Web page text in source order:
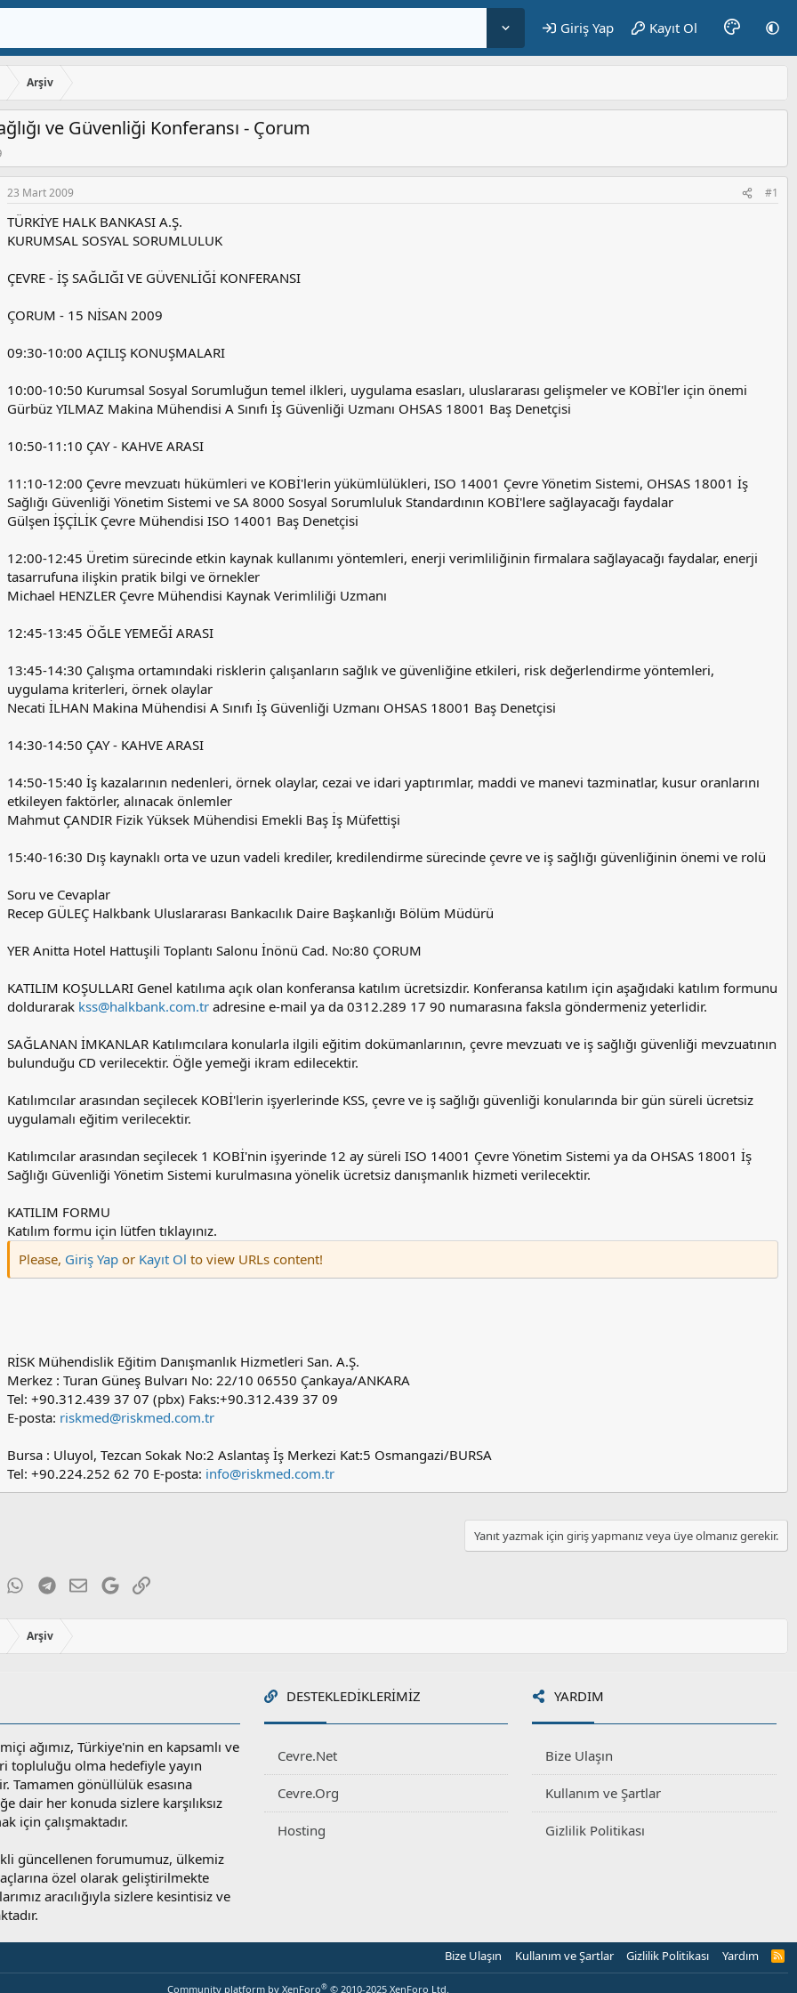
Giriş Yap Kayıt Ol
Arşiv
ve Güvenliği Konferansı - Çorum
23 Mart 2009 #1
TÜRKİYE HALK BANKASI A.Ş.
KURUMSAL SOSYAL SORUMLULUK
ÇEVRE - İŞ SAĞLIĞI VE GÜVENLİĞİ KONFERANSI
ÇORUM - 15 NİSAN 2009
09:30-10:00 AÇILIŞ KONUŞMALARI
10:00-10:50 Kurumsal Sosyal Sorumluğun temel ilkleri, uygulama esasları, uluslararası gelişmeler ve KOBİ'ler için önemi
Gürbüz YILMAZ Makina Mühendisi A Sınıfı İş Güvenliği Uzmanı OHSAS 18001 Baş Denetçisi
10:50-11:10 ÇAY - KAHVE ARASI
11:10-12:00 Çevre mevzuatı hükümleri ve KOBİ'lerin yükümlülükleri, ISO 14001 Çevre Yönetim Sistemi, OHSAS 18001 İş
Sağlığı Güvenliği Yönetim Sistemi ve SA 8000 Sosyal Sorumluluk Standardının KOBİ'lere sağlayacağı faydalar
Gülşen İŞÇİLİK Çevre Mühendisi ISO 14001 Baş Denetçisi
12:00-12:45 Üretim sürecinde etkin kaynak kullanımı yöntemleri, enerji verimliliğinin firmalara sağlayacağı faydalar, enerji
tasarrufuna ilişkin pratik bilgi ve örnekler
Michael HENZLER Çevre Mühendisi Kaynak Verimliliği Uzmanı
12:45-13:45 ÖĞLE YEMEĞİ ARASI
13:45-14:30 Çalışma ortamındaki risklerin çalışanların sağlık ve güvenliğine etkileri, risk değerlendirme yöntemleri,
uygulama kriterleri, örnek olaylar
Necati İLHAN Makina Mühendisi A Sınıfı İş Güvenliği Uzmanı OHSAS 18001 Baş Denetçisi
14:30-14:50 ÇAY - KAHVE ARASI
14:50-15:40 İş kazalarının nedenleri, örnek olaylar, cezai ve idari yaptırımlar, maddi ve manevi tazminatlar, kusur oranlarını
etkileyen faktörler, alınacak önlemler
Mahmut ÇANDIR Fizik Yüksek Mühendisi Emekli Baş İş Müfettişi
15:40-16:30 Dış kaynaklı orta ve uzun vadeli krediler, kredilendirme sürecinde çevre ve iş sağlığı güvenliğinin önemi ve rolü
Soru ve Cevaplar
Recep GÜLEÇ Halkbank Uluslararası Bankacılık Daire Başkanlığı Bölüm Müdürü
YER Anitta Hotel Hattuşili Toplantı Salonu İnönü Cad. No:80 ÇORUM
KATILIM KOŞULLARI Genel katılıma açık olan konferansa katılım ücretsizdir. Konferansa katılım için aşağıdaki katılım formunu
doldurarak kss@halkbank.com.tr adresine e-mail ya da 0312.289 17 90 numarasına faksla göndermeniz yeterlidir.
SAĞLANAN İMKANLAR Katılımcılara konularla ilgili eğitim dokümanlarının, çevre mevzuatı ve iş sağlığı güvenliği mevzuatının
bulunduğu CD verilecektir. Öğle yemeği ikram edilecektir.
Katılımcılar arasından seçilecek KOBİ'lerin işyerlerinde KSS, çevre ve iş sağlığı güvenliği konularında bir gün süreli ücretsiz
uygulamalı eğitim verilecektir.
Katılımcılar arasından seçilecek 1 KOBİ'nin işyerinde 12 ay süreli ISO 14001 Çevre Yönetim Sistemi ya da OHSAS 18001 İş
Sağlığı Güvenliği Yönetim Sistemi kurulmasına yönelik ücretsiz danışmanlık hizmeti verilecektir.
KATILIM FORMU
Katılım formu için lütfen tıklayınız.
Please, Giriş Yap or Kayıt Ol to view URLs content!
RİSK Mühendislik Eğitim Danışmanlık Hizmetleri San. A.Ş.
Merkez : Turan Güneş Bulvarı No: 22/10 06550 Çankaya/ANKARA
Tel: +90.312.439 37 07 (pbx) Faks:+90.312.439 37 09
E-posta: riskmed@riskmed.com.tr
Bursa : Uluyol, Tezcan Sokak No:2 Aslantaş İş Merkezi Kat:5 Osmangazi/BURSA
Tel: +90.224.252 62 70 E-posta: info@riskmed.com.tr
Yanıt yazmak için giriş yapmanız veya üye olmanız gerekir.
WhatsApp
Telegram
E-postaGoogleLink
Arşiv
ağımız, Türkiye'nin en kapsamlı ve
topluluğu olma hedefiyle yayın
Tamamen gönüllülük esasına
dair her konuda sizlere karşılıksız
için çalışmaktadır.
güncellenen forumumuz, ülkemiz
özel olarak geliştirilmekte
aracılığıyla sizlere kesintisiz ve
DESTEKLEDIKLERIMIZ
Cevre.Net
Cevre.Org
Hosting
YARDIM
Bize Ulaşın
Kullanım ve Şartlar
Gizlilik Politikası
Bize Ulaşın Kullanım ve Şartlar Gizlilik Politikası Yardım
R
Community platform by XenForo® © 2010-2025 XenForo Ltd.